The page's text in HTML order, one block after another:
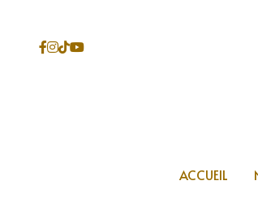
ACCUEIL
ACCUEIL